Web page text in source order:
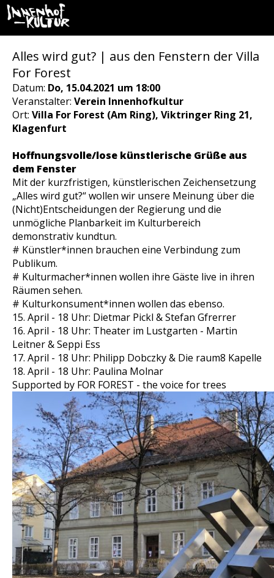
Alles wird gut? | aus den Fenstern der Villa
For Forest
Datum: Do, 15.04.2021 um 18:00
Veranstalter: Verein Innenhofkultur
Ort: Villa For Forest (Am Ring), Viktringer Ring 21,
Klagenfurt
Hoffnungsvolle/lose künstlerische Grüße aus
dem Fenster
Mit der kurzfristigen, künstlerischen Zeichensetzung
„Alles wird gut?“ wollen wir unsere Meinung über die
(Nicht)Entscheidungen der Regierung und die
unmögliche Planbarkeit im Kulturbereich
demonstrativ kundtun.
# Künstler*innen brauchen eine Verbindung zum
Publikum.
# Kulturmacher*innen wollen ihre Gäste live in ihren
Räumen sehen.
# Kulturkonsument*innen wollen das ebenso.
15. April - 18 Uhr: Dietmar Pickl & Stefan Gfrerrer
16. April - 18 Uhr: Theater im Lustgarten - Martin
Leitner & Seppi Ess
17. April - 18 Uhr: Philipp Dobczky & Die raum8 Kapelle
18. April - 18 Uhr: Paulina Molnar
Supported by FOR FOREST - the voice for trees